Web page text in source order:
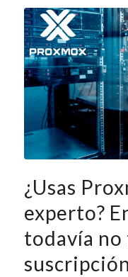
¿Usas
experto?
todavía no